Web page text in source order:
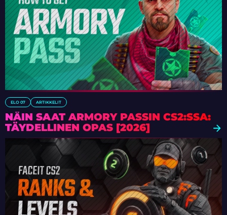
ELO 07 ARTIKKELIT
NÄIN SAAT ARMORY PASSIN CS2:SSA:
TÄYDELLINEN OPAS [2026]